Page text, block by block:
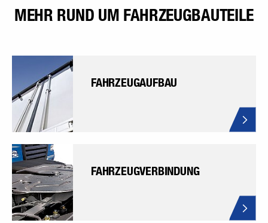
MEHR RUND UM FAHRZEUGBAUTEILE
FAHRZEUGAUFBAU
FAHRZEUGVERBINDUNG